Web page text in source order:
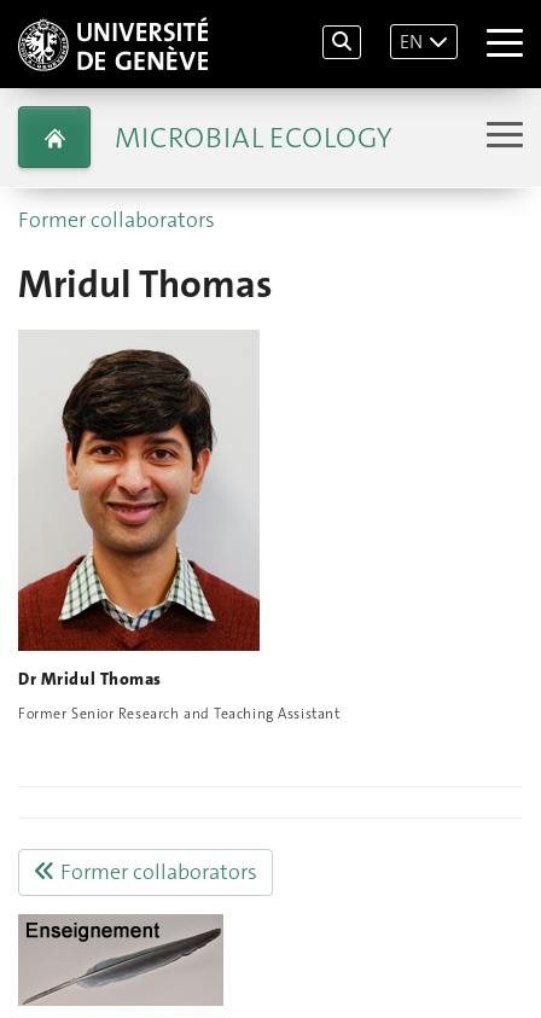
EN
MICROBIAL ECOLOGY
Former collaborators
Mridul Thomas
Dr Mridul Thomas
Former Senior Research and Teaching Assistant
Former collaborators